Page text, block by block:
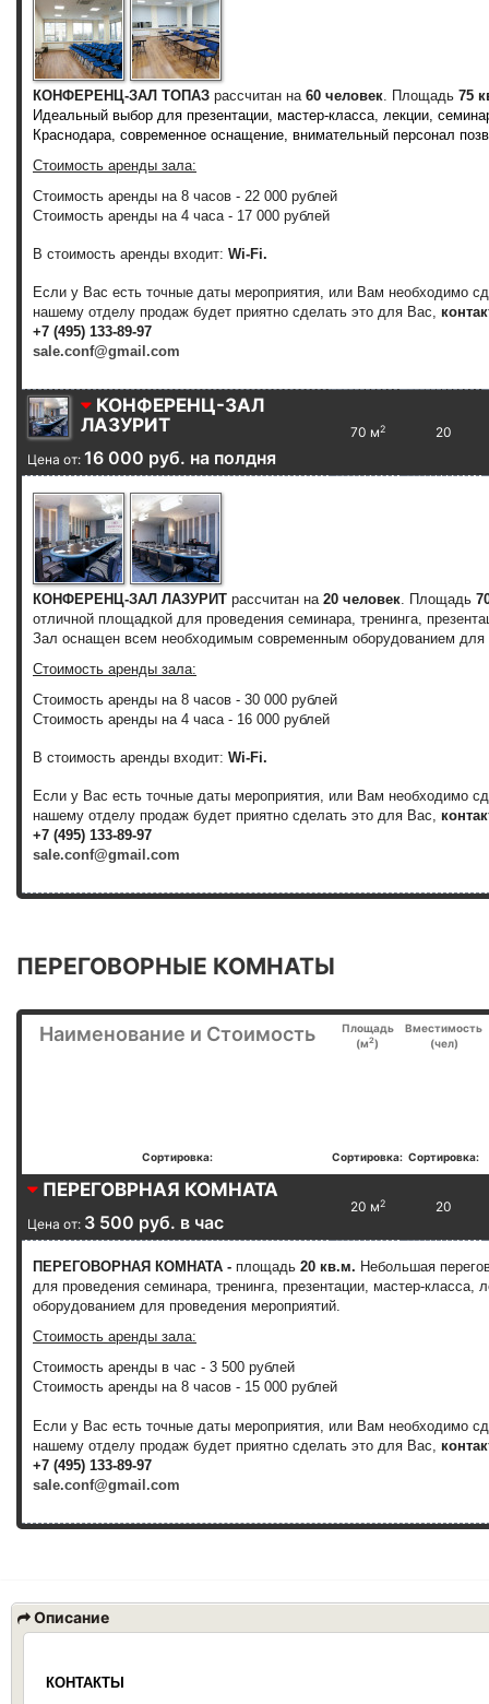
КОНФЕРЕНЦ-ЗАЛ ТОПАЗ рассчитан на 60 человек. Площадь 75
Идеальный выбор для презентации, мастер-класса, лекции,
Краснодара, современное оснащение, внимательный персонал
Стоимость аренды зала:
Стоимость аренды на 8 часов - 22 000 рублей
Стоимость аренды на 4 часа - 17 000 рублей
В стоимость аренды входит: Wi-Fi.
Если у Вас есть точные даты мероприятия, или Вам необходимо
нашему отделу продаж будет приятно сделать это для Вас,
+7 (495) 133-89-97
sale.conf@gmail.com
КОНФЕРЕНЦ-ЗАЛ
ЛАЗУРИТ
Цена от: 16 000 руб. на полдня
70 м2 20
КОНФЕРЕНЦ-ЗАЛ ЛАЗУРИТ рассчитан на 20 человек. Площадь
отличной площадкой для проведения семинара, тренинга,
Зал оснащен всем необходимым современным оборудованием для
Стоимость аренды зала:
Стоимость аренды на 8 часов - 30 000 рублей
Стоимость аренды на 4 часа - 16 000 рублей
В стоимость аренды входит: Wi-Fi.
Если у Вас есть точные даты мероприятия, или Вам необходимо
нашему отделу продаж будет приятно сделать это для Вас,
+7 (495) 133-89-97
sale.conf@gmail.com
ПЕРЕГОВОРНЫЕ КОМНАТЫ
Наименование и Стоимость
Площадь
(м2)
Вместимость
(чел)
Сортировка: Сортировка: Сортировка:
ПЕРЕГОВРНАЯ КОМНАТА
Цена от: 3 500 руб. в час
20 м2 20
ПЕРЕГОВОРНАЯ КОМНАТА - площадь 20 кв.м. Небольшая
для проведения семинара, тренинга, презентации, мастер-
оборудованием для проведения мероприятий.
Стоимость аренды зала:
Стоимость аренды в час - 3 500 рублей
Стоимость аренды на 8 часов - 15 000 рублей
Если у Вас есть точные даты мероприятия, или Вам необходимо
нашему отделу продаж будет приятно сделать это для Вас,
+7 (495) 133-89-97
sale.conf@gmail.com
Описание
КОНТАКТЫ